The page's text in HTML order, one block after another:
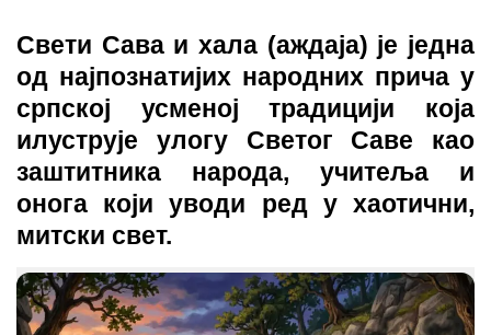
Свети Сава и хала (аждаја) је једна
од најпознатијих народних прича у
српској усменој традицији која
илуструје улогу Светог Саве као
заштитника народа, учитеља и
онога који уводи ред у хаотични,
митски свет.